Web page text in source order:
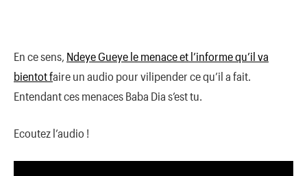
En ce sens, Ndeye Gueye le menace et l’informe qu’il va
bientot faire un audio pour vilipender ce qu’il a fait.
Entendant ces menaces Baba Dia s’est tu.
Ecoutez l’audio !